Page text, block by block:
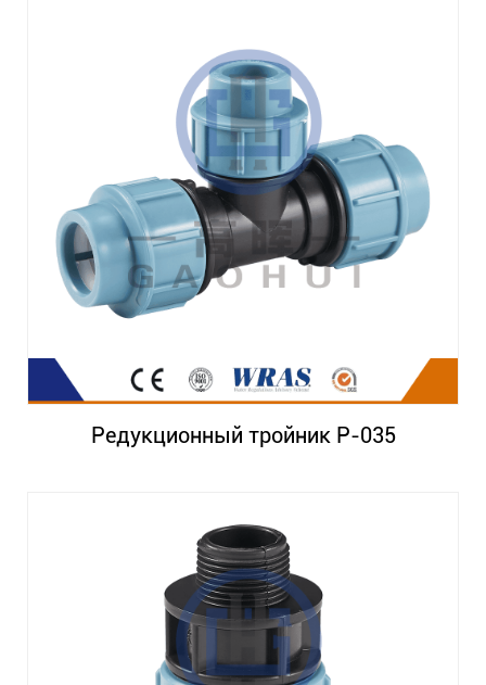
Редукционный тройник P-035